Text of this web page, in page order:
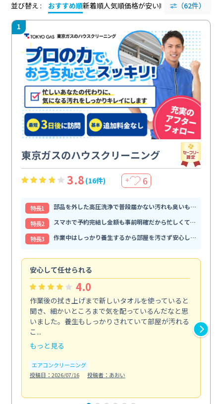
並び替え :
おすすめ順新着順人気順価格が安い順 評価が高い順
（62件）
1
東京ガスのハウスクリーニング
3.8 (16件) ＋ 6
特⻑1
部品を外した高圧洗浄で普段届かない汚れも臭いもすっきり解消
特⻑2
スマホで予約完結し金額も事前明確だから忙しくても頼みやすい
特⻑3
作業中はしっかり養生するから部屋を汚さず安心して任せられる
安心して任せられる
4.0
作業後の拭き上げまで新しいタオルを使っていると
聞き、細かいところまで気を配っているんだなと思
いました。養生もしっかりされていて部屋が汚れる
こ...
もっと見る
エアコンクリーニング
投稿日：2026/07/16
投稿者：あおい